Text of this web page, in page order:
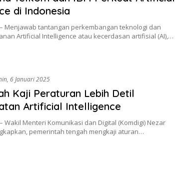
di Indonesia
– Menjawab tantangan perkembangan teknologi dan
Artificial Intelligence atau kecerdasan artifisial (AI),…
6 Januari 2025
Kaji Peraturan Lebih Detil
Artificial Intelligence
– Wakil Menteri Komunikasi dan Digital (Komdigi) Nezar
pemerintah tengah mengkaji aturan…